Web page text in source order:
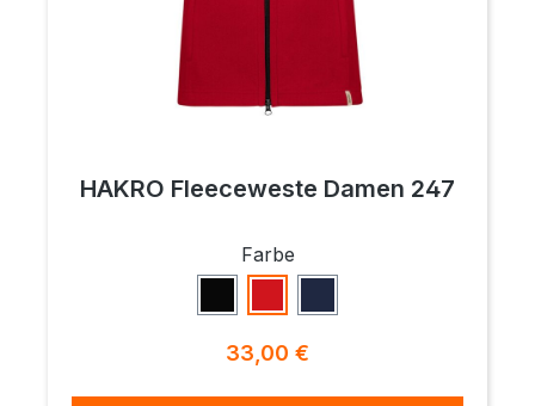
HAKRO Fleeceweste Damen 247
Farbeauswählen
Schwarz
Rot Tinte
Regulärer Preis:
33,00 €